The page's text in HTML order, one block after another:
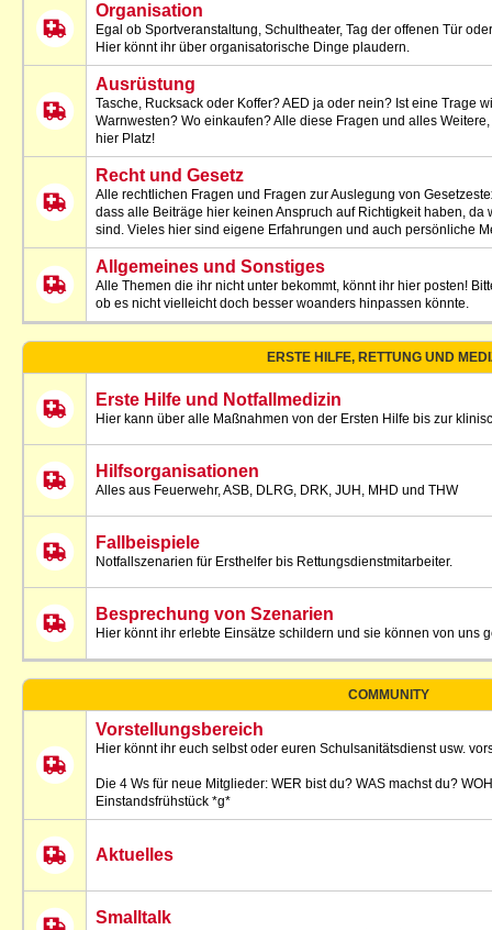
Organisation
Egal ob Sportveranstaltung, Schultheater, Tag der offenen Tür
Hier könnt ihr über organisatorische Dinge plaudern.
Ausrüstung
Tasche, Rucksack oder Koffer? AED ja oder nein? Ist eine Trage
Warnwesten? Wo einkaufen? Alle diese Fragen und alles
hier Platz!
Recht und Gesetz
Alle rechtlichen Fragen und Fragen zur Auslegung von
dass alle Beiträge hier keinen Anspruch auf Richtigkeit haben,
sind. Vieles hier sind eigene Erfahrungen und auch persönliche
Allgemeines und Sonstiges
Alle Themen die ihr nicht unter bekommt, könnt ihr hier posten!
ob es nicht vielleicht doch besser woanders hinpassen könnte.
ERSTE HILFE, RETTUNG UND
Erste Hilfe und Notfallmedizin
Hier kann über alle Maßnahmen von der Ersten Hilfe bis zur
Hilfsorganisationen
Alles aus Feuerwehr, ASB, DLRG, DRK, JUH, MHD und THW
Fallbeispiele
Notfallszenarien für Ersthelfer bis Rettungsdienstmitarbeiter.
Besprechung von Szenarien
Hier könnt ihr erlebte Einsätze schildern und sie können von uns
COMMUNITY
Vorstellungsbereich
Hier könnt ihr euch selbst oder euren Schulsanitätsdienst usw.
Die 4 Ws für neue Mitglieder: WER bist du? WAS machst du?
Einstandsfrühstück *g*
Aktuelles
Smalltalk